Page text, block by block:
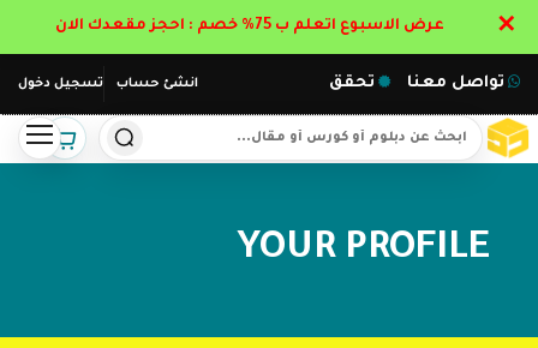
انشئ حساب تسجيل دخول تواصل معنا تحقق
YOUR PROFILE
عرض الاسبوع اتعلم ب 75% خصم : احجز مقعدك الان ✕